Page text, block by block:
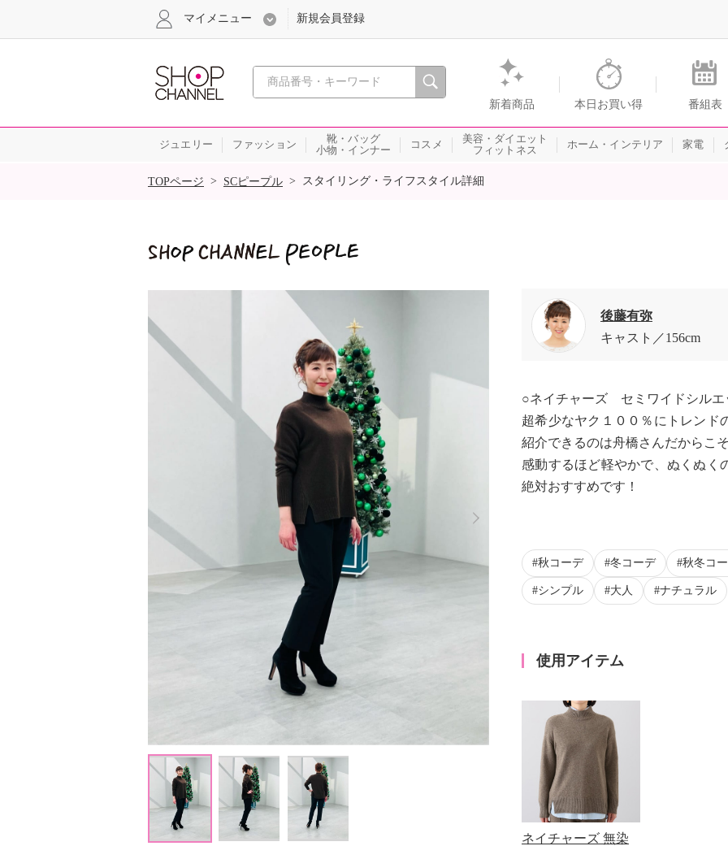
心おどる、瞬間を。通販・テレビショッピングのショップチャンネル
新着商品 本日お買い得 番組表
マイメニュー 新規会員登録
ジュエリー ファッション
靴・バッグ
小物・インナー
コスメ
美容・ダイエット
フィットネス
ホーム・インテリア 家電
SALE
TOPページ > SCピープル > スタイリング・ライフスタイル詳細
後藤有弥
キャスト
156cm
○ネイチャーズ セミワイドシルエ
超希少なヤク１００％にトレンド
紹介できるのは舟橋さんだからこそ
感動するほど軽やかで、ぬくぬく
絶対おすすめです！
秋コーデ 冬コーデ 秋冬コ
シンプル 大人 ナチュラル
使用アイテム
ネイチャーズ 無染